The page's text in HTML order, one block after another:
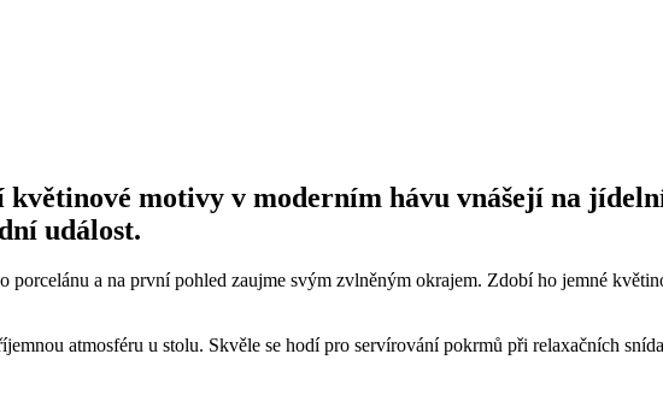
motivy v moderním hávu vnášejí na
událost.
a na první pohled zaujme svým zvlněným okrajem. Zdobí ho jemné
atmosféru u stolu. Skvěle se hodí pro servírování pokrmů při relaxačních